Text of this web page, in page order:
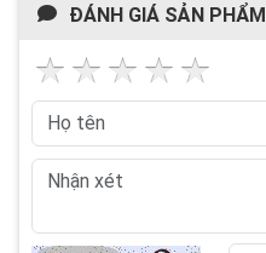
ĐÁNH GIÁ SẢN PHẨM